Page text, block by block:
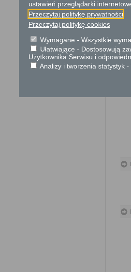
ustawień przeglądarki
Przeczytaj politykę prywatności
Przeczytaj politykę cookies
Wymagane - Wszystkie
Ułatwiające - Dostosowują
Użytkownika Serwisu i
Analizy i tworzenia statystyk